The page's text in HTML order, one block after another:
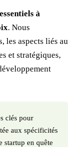
à
. Nous
les aspects liés au
et stratégiques,
clés pour
aux spécificités
startup en quête